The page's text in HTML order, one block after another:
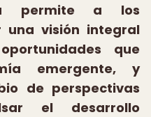
permite a los
una visión integral
que
emergente, y
de perspectivas
el desarrollo